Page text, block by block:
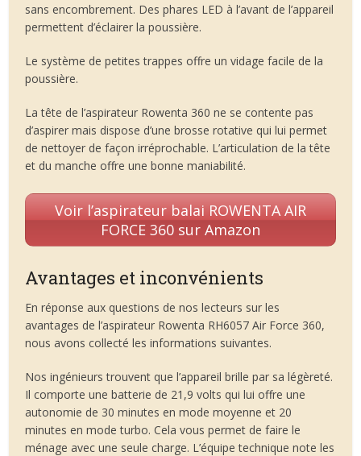
sans encombrement. Des phares LED à l’avant de l’appareil
permettent d’éclairer la poussière.
Le système de petites trappes offre un vidage facile de la
poussière.
La tête de l’aspirateur Rowenta 360 ne se contente pas
d’aspirer mais dispose d’une brosse rotative qui lui permet
de nettoyer de façon irréprochable. L’articulation de la tête
et du manche offre une bonne maniabilité.
Voir l’aspirateur balai ROWENTA AIR
FORCE 360 sur Amazon
Avantages et inconvénients
En réponse aux questions de nos lecteurs sur les
avantages de l’aspirateur Rowenta RH6057 Air Force 360,
nous avons collecté les informations suivantes.
Nos ingénieurs trouvent que l’appareil brille par sa légèreté.
Il comporte une batterie de 21,9 volts qui lui offre une
autonomie de 30 minutes en mode moyenne et 20
minutes en mode turbo. Cela vous permet de faire le
ménage avec une seule charge. L’équipe technique note les